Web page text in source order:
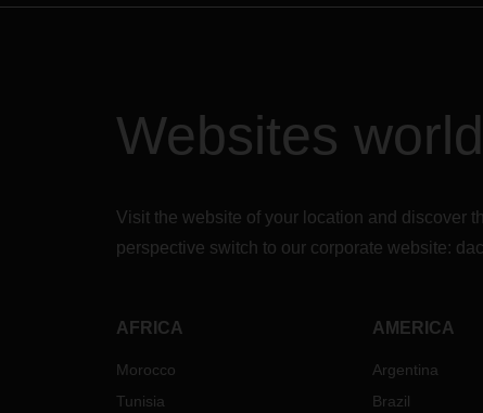
Websites
Visit the website of your location and discover
perspective switch to our corporate website:
AFRICA
Morocco
Tunisia
AMERICA
Argentina
Brazil